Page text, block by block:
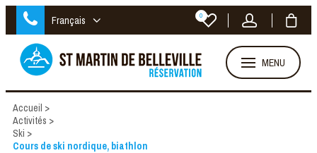
Français 0
MENU
Accueil >
Activités >
Ski >
Cours de ski nordique, biathlon